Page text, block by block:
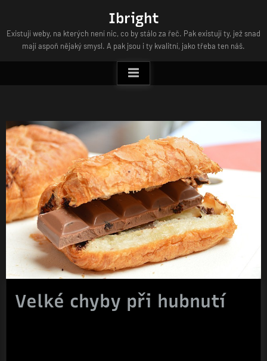
content
Ibright
Existují weby, na kterých není nic, co by stálo za řeč. Pak existují ty, jež snad
mají aspoň nějaký smysl. A pak jsou i ty kvalitní, jako třeba ten náš.
Velké chyby při hubnutí